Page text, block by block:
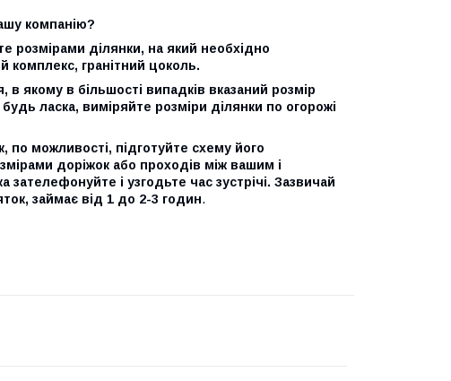
компанію?
розмірами ділянки, на який необхідно
комплекс, гранітний цоколь.
якому в більшості випадків вказаний розмір
ласка, виміряйте розміри ділянки по огорожі
можливості, підготуйте схему його
доріжок або проходів між вашим і
і узгодьте час зустрічі. Зазвичай
займає від 1 до 2-3 годин.